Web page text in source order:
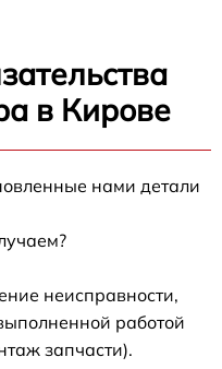
в Кирове
нами детали
неисправности,
работой
запчасти).